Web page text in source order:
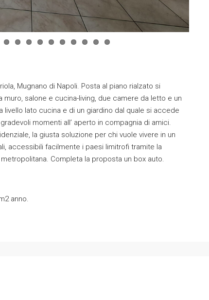
Mugnano di Napoli. Posta al piano rialzato si
salone e cucina-living, due camere da letto e un
lato cucina e di un giardino dal quale si accede
momenti all’ aperto in compagnia di amici.
la giusta soluzione per chi vuole vivere in un
accessibili facilmente i paesi limitrofi tramite la
Completa la proposta un box auto.
anno.